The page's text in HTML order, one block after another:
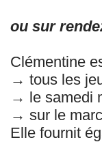
ou sur
Clémentine
→ tous les
→ le samedi
→ sur le
Elle fournit